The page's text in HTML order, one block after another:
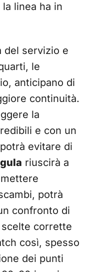
linea ha in
del servizio e
le
anticipano di
continuità.
la
e con un
evitare di
riuscirà a
potrà
confronto di
corrette
così, spesso
dei punti